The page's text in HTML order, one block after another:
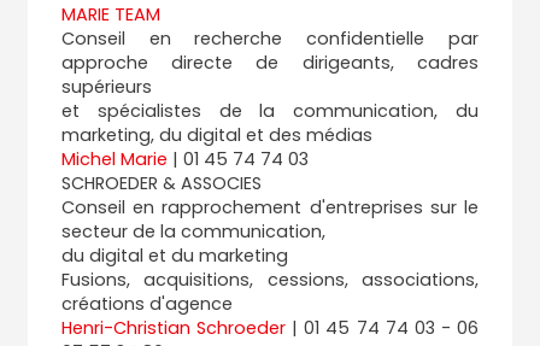
MARIE TEAM
Conseil en recherche confidentielle par
approche directe de dirigeants, cadres
supérieurs
et spécialistes de la communication, du
marketing, du digital et des médias
Michel Marie | 01 45 74 74 03
SCHROEDER & ASSOCIES
Conseil en rapprochement d'entreprises sur le
secteur de la communication,
du digital et du marketing
Fusions, acquisitions, cessions, associations,
créations d'agence
Henri-Christian Schroeder | 01 45 74 74 03 - 06